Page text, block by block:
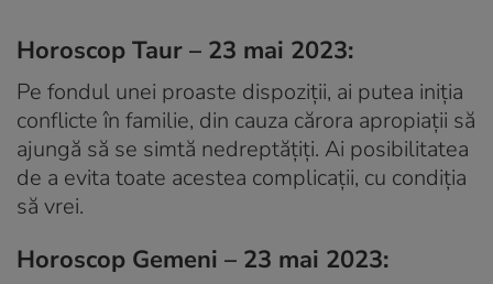
Horoscop Taur – 23 mai 2023:
Pe fondul unei proaste dispoziții, ai putea iniția
conflicte în familie, din cauza cărora apropiații să
ajungă să se simtă nedreptățiți. Ai posibilitatea
de a evita toate acestea complicații, cu condiția
să vrei.
Horoscop Gemeni – 23 mai 2023: